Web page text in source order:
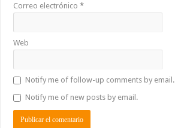
Correo electrónico*
Web
Notify me of follow-up comments by email.
Notify me of new posts by email.